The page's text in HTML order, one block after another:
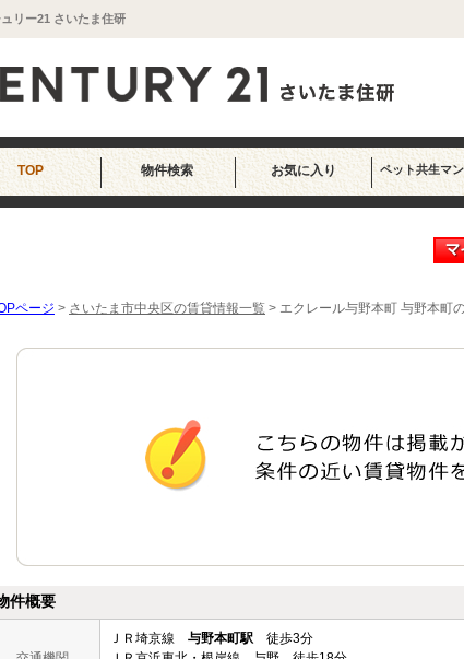
リー21 さいたま住研
TOP 物件検索 お気に入り ペット共生マ
ページ > さいたま市中央区の賃貸情報一覧 > エクレール与野本町 与野本町
件概要
ＪＲ埼京線 与野本町駅 徒歩3分